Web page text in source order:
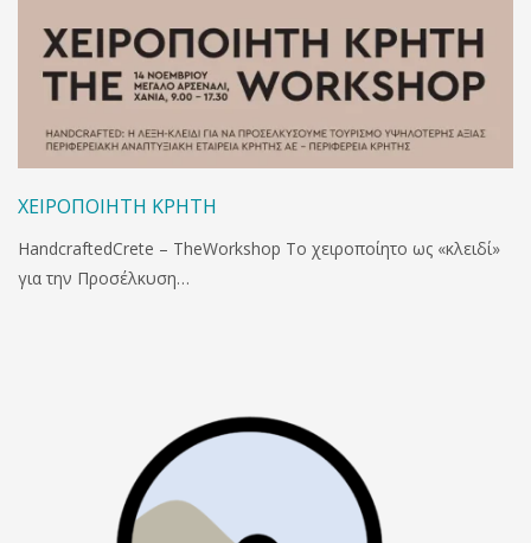
ΧΕΙΡΟΠΟΙΗΤΗ ΚΡΗΤΗ
HandcraftedCrete – TheWorkshop Το χειροποίητο ως «κλειδί»
για την Προσέλκυση…